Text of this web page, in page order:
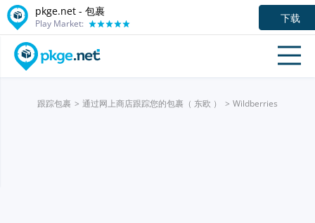
pkge.net - 包裹
Play Market: 下载
跟踪包裹 通过网上商店跟踪您的包裹（ 东欧 ） Wildberries